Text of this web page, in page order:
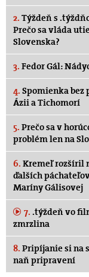
2. Týždeň s
Prečo sa vláda
Slovenska?
3. Fedor Gál:
4. Spomienka
Ázii a Tichomorí
5. Prečo sa v
problém len na
6. Kremeľ rozšíril
ďalších
Maríny Gálisovej
7. .týždeň vo
zmrzlina
8. Pripíjanie si na
naň pripravení